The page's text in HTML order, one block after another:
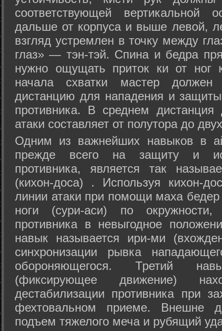
соответствующей
дальше от корпуса и выше левой,
взгляд устремлен в точку между
глаз» — тэн-тэй. Спина и бедра
нужно ощущать приток ки от
начала схватки мастер должен
дистанцию для нападения и
противника. В среднем
атаки составляет от полутора до
Одним из важнейших навыков в
прежде всего на защиту и
противника, является так
(кихон-доса) . Используя кихон-
линии атаки при помощи маха
ноги (сури-аси) по
противника в невыгодное
навык называется ири-ми
синхронизации рывка
обороняющегося. Третий
(фиксирующее движение)
дестабилизации противника при
фехтовальном приеме. Внешне
подъем тяжелого меча и рубящий